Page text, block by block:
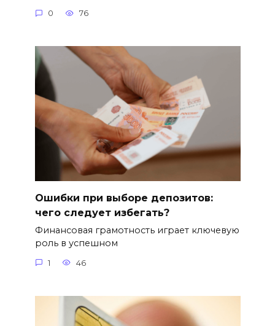
0 76
Ошибки при выборе депозитов:
чего следует избегать?
Финансовая грамотность играет ключевую
роль в успешном
1 46